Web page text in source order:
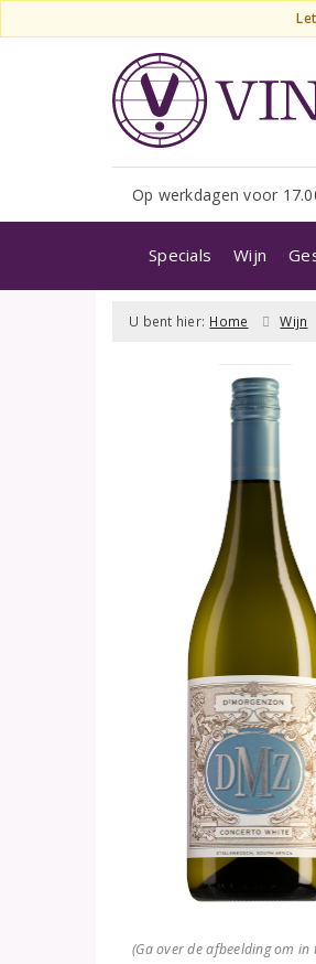
Op werkdagen voor
Specials Wijn
U bent hier: Home Wijn
(Ga over de afbeelding om in